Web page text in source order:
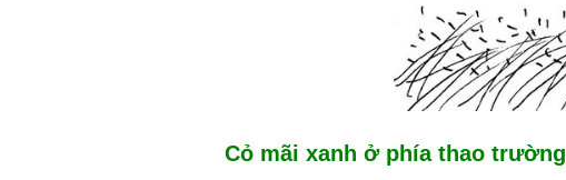
Cỏ mãi xanh ở phía thao trường